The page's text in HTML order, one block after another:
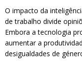
O impacto da
de trabalho divide
Embora a tecnologia
aumentar a
desigualdades de